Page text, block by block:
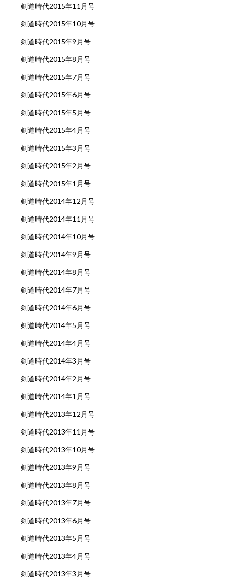
剣道時代2015年11月号
剣道時代2015年10月号
剣道時代2015年9月号
剣道時代2015年8月号
剣道時代2015年7月号
剣道時代2015年6月号
剣道時代2015年5月号
剣道時代2015年4月号
剣道時代2015年3月号
剣道時代2015年2月号
剣道時代2015年1月号
剣道時代2014年12月号
剣道時代2014年11月号
剣道時代2014年10月号
剣道時代2014年9月号
剣道時代2014年8月号
剣道時代2014年7月号
剣道時代2014年6月号
剣道時代2014年5月号
剣道時代2014年4月号
剣道時代2014年3月号
剣道時代2014年2月号
剣道時代2014年1月号
剣道時代2013年12月号
剣道時代2013年11月号
剣道時代2013年10月号
剣道時代2013年9月号
剣道時代2013年8月号
剣道時代2013年7月号
剣道時代2013年6月号
剣道時代2013年5月号
剣道時代2013年4月号
剣道時代2013年3月号